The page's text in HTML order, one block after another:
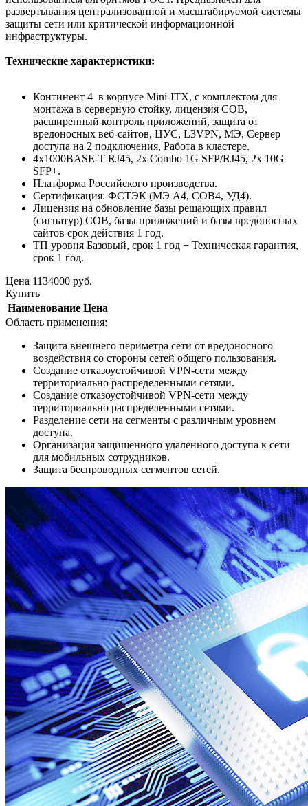
развертывания централизованной и масштабируемой системы
защиты сети или критической информационной
инфраструктуры.
Технические характеристики:
Континент 4 в корпусе Mini-ITX, с комплектом для
монтажа в серверную стойку, лицензия СОВ,
расширенный контроль приложений, защита от
вредоносных веб-сайтов, ЦУС, L3VPN, МЭ, Сервер
доступа на 2 подключения, Работа в кластере.
4x1000BASE-T RJ45, 2x Combo 1G SFP/RJ45, 2x 10G
SFP+.
Платформа Российского производства.
Сертификация: ФСТЭК (МЭ А4, СОВ4, УД4).
Лицензия на обновление базы решающих правил
(сигнатур) СОВ, базы приложений и базы вредоносных
сайтов срок действия 1 год.
ТП уровня Базовый, срок 1 год + Техническая гарантия,
срок 1 год.
Цена 1134000 руб.
Купить
Наименование Цена
Область применения:
Защита внешнего периметра сети от вредоносного
воздействия со стороны сетей общего пользования.
Создание отказоустойчивой VPN-сети между
территориально распределенными сетями.
Создание отказоустойчивой VPN-сети между
территориально распределенными сетями.
Разделение сети на сегменты с различным уровнем
доступа.
Организация защищенного удаленного доступа к сети
для мобильных сотрудников.
Защита беспроводных сегментов сетей.